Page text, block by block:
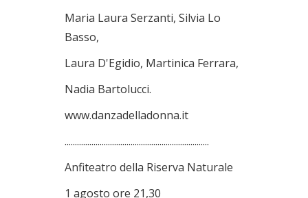
Maria Laura Serzanti, Silvia Lo
Basso,
Laura D'Egidio, Martinica Ferrara,
Nadia Bartolucci.
www.danzadelladonna.it
......................................................................
Anfiteatro della Riserva Naturale
1 agosto ore 21,30